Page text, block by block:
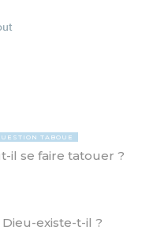
TABOUE
il se faire tatouer ?
existe-t-il ?